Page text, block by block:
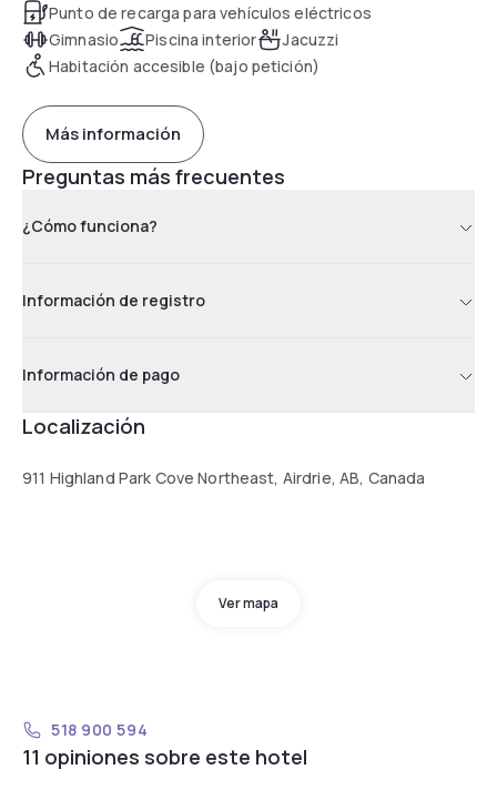
Punto de recarga para vehículos eléctricos
Gimnasio
Piscina interior
Jacuzzi
Habitación accesible (bajo petición)
Más información
Preguntas más frecuentes
¿Cómo funciona?
Información de registro
Información de pago
Localización
911 Highland Park Cove Northeast, Airdrie, AB, Canada
Ver mapa
518 900 594
11 opiniones sobre este hotel